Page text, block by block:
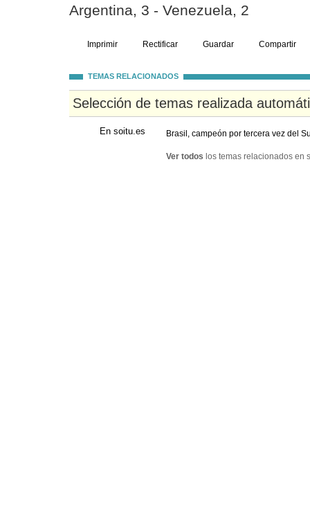
Argentina, 3 - Venezuela, 2
Imprimir Rectificar Guardar Compartir
TEMAS RELACIONADOS
Selección de temas realizada
En soitu.es Brasil, campeón por tercera vez del
Ver todos los temas relacionados en